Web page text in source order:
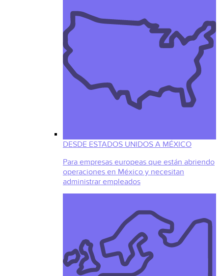
DESDE ESTADOS UNIDOS A MÉXICO
Para empresas europeas que están abriendo
operaciones en México y necesitan
administrar empleados